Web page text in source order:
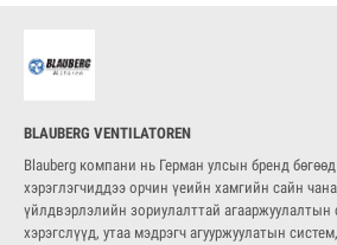
BLAUBERG VENTILATOREN
Blauberg компани нь Герман улсын бренд
хэрэглэгчиддээ орчин үеийн хамгийн сайн
үйлдвэрлэлийн зориулалттай агааржуулалтын
хэрэгслүүд, утаа мэдрэгч агууржуулатын